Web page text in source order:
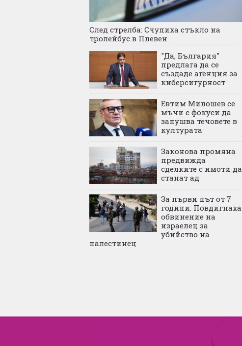
След стрелба: Счупиха стъкло на
тролейбус в Плевен
"Да, България"
предлага да се
създаде агенция за
киберсигурност
Евтим Милошев се
мъчи с фокуси да
запушва течовете в
културата
Законова промяна
предвижда
сделките с имоти да
станат ад
За първи път от 7
години: Повдигнаха
обвинение на
израелец за
убийство на
палестинец